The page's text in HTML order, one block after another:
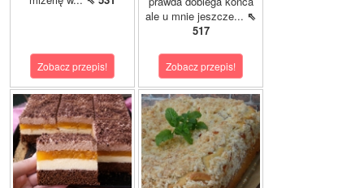
Zobacz przepis!
ale u mnie jeszcze... ⇖
517
Zobacz przepis!